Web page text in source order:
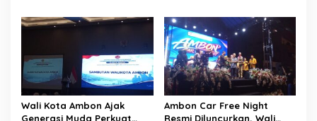
Edukasi Parenting Perkuat
Perkuat UMKM dan
Pengusaha Perempuan
Wali Kota Ambon Ajak
Generasi Muda Perkuat
Ambon Car Free Night
Resmi Diluncurkan, Wali